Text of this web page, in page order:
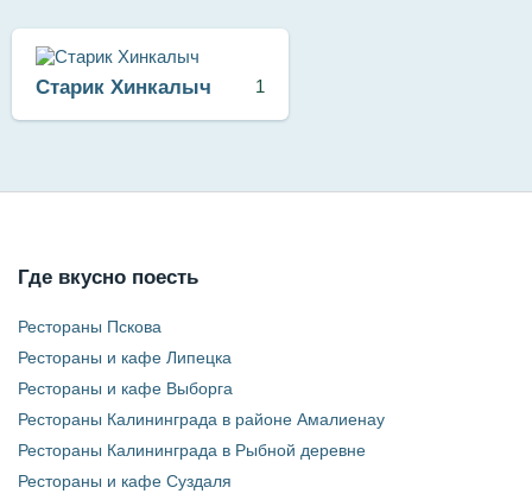
Старик Хинкалыч 1
Где вкусно поесть
Рестораны Пскова
Рестораны и кафе Липецка
Рестораны и кафе Выборга
Рестораны Калининграда в районе Амалиенау
Рестораны Калининграда в Рыбной деревне
Рестораны и кафе Суздаля